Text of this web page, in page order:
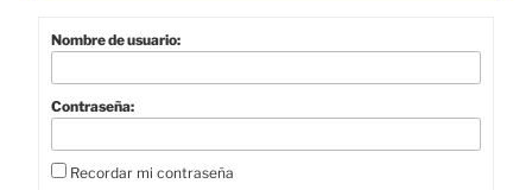
Nombre de usuario:
Contraseña:
Recordar mi contraseña